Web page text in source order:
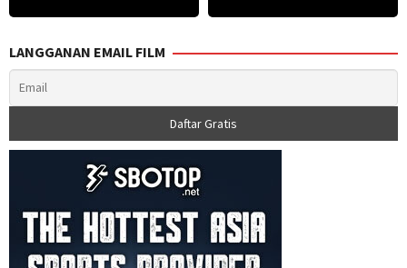
LANGGANAN EMAIL FILM